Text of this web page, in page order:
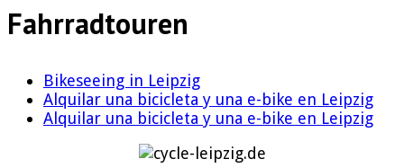
Fahrradtouren
Bikeseeing in Leipzig
Alquilar una bicicleta y una e-bike en Leipzig
Alquilar una bicicleta y una e-bike en Leipzig